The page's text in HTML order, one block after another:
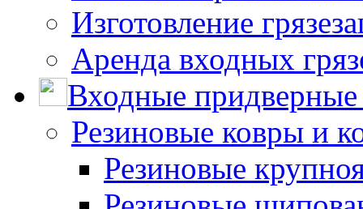
Изготовление
Аренда входных
Входные
Резиновые ковры и
Резиновые